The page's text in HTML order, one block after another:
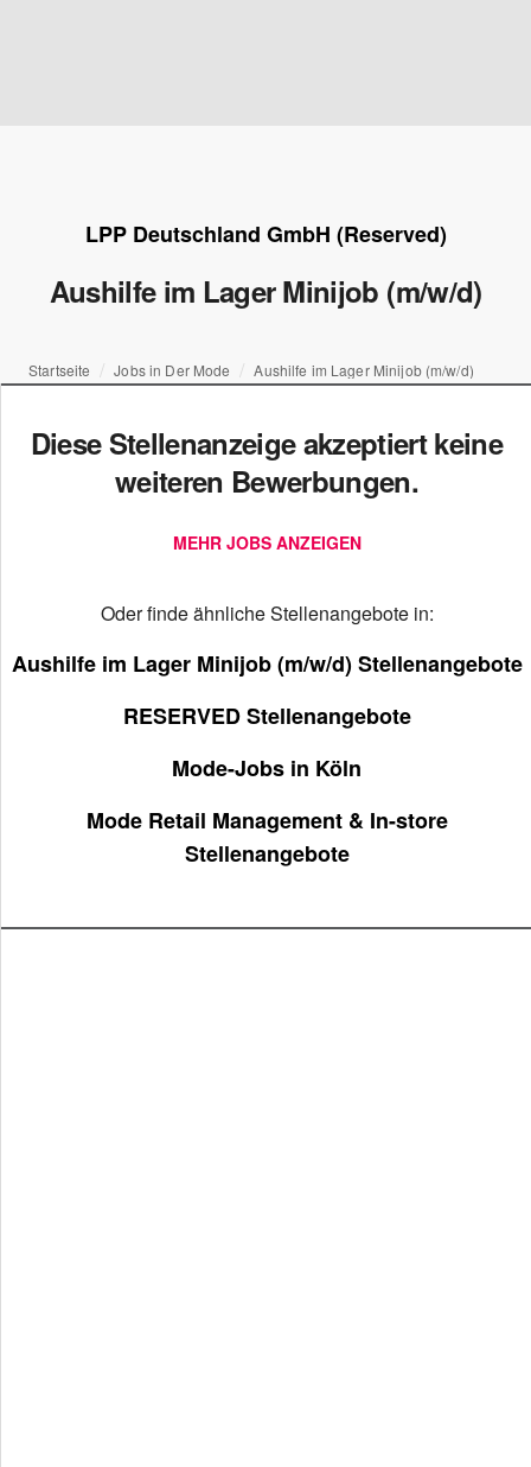
LPP Deutschland GmbH (Reserved)
Aushilfe im Lager Minijob (m/w/d)
Startseite Jobs in Der Mode Aushilfe im Lager Minijob (m/w/d)
Diese Stellenanzeige akzeptiert keine
weiteren Bewerbungen.
MEHR JOBS ANZEIGEN
Oder finde ähnliche Stellenangebote in:
Aushilfe im Lager Minijob (m/w/d) Stellenangebote
RESERVED Stellenangebote
Mode-Jobs in Köln
Mode Retail Management & In-store
Stellenangebote